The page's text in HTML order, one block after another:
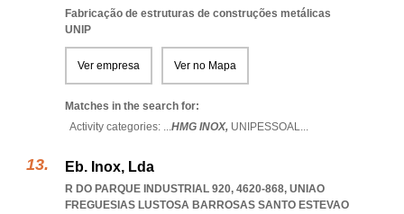
Fabricação de estruturas de construções metálicas
UNIP
Ver empresa Ver no Mapa
Matches in the search for:
Activity categories: ...HMG INOX, UNIPESSOAL...
Eb. Inox, Lda
R DO PARQUE INDUSTRIAL 920, 4620-868, UNIAO
FREGUESIAS LUSTOSA BARROSAS SANTO ESTEVAO